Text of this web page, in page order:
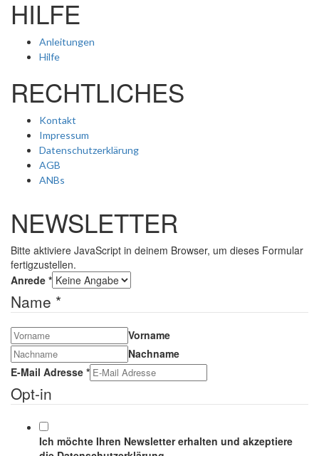
HILFE
Anleitungen
Hilfe
RECHTLICHES
Kontakt
Impressum
Datenschutzerklärung
AGB
ANBs
NEWSLETTER
Bitte aktiviere JavaScript in deinem Browser, um dieses Formular
fertigzustellen.
Anrede *
Name *
Vorname
Nachname
E-Mail Adresse *
Opt-in
Ich möchte Ihren Newsletter erhalten und akzeptiere